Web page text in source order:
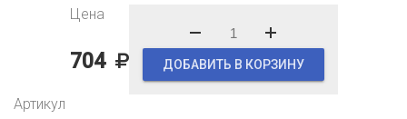
Цена
704 ДОБАВИТЬ В КОРЗИНУ
Артикул